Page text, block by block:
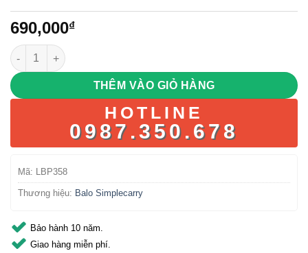
690,000₫
Simplecarry K5 (Màu Đen) số lượng
THÊM VÀO GIỎ HÀNG
HOTLINE
0987.350.678
Mã: LBP358
Thương hiệu: Balo Simplecarry
Bảo hành 10 năm.
Giao hàng miễn phí.